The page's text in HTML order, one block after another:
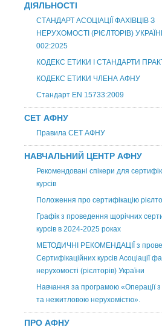
ДІЯЛЬНОСТІ
СТАНДАРТ АСОЦІАЦІЇ ФАХІВЦІВ З
НЕРУХОМОСТІ (РІЄЛТОРІВ)
002:2025
КОДЕКС ЕТИКИ І СТАНДАРТИ
КОДЕКС ЕТИКИ ЧЛЕНА АФНУ
Стандарт EN 15733:2009
СЕТ АФНУ
Правила СЕТ АФНУ
НАВЧАЛЬНИЙ ЦЕНТР АФНУ
Рекомендовані спікери для
курсів
Положення про сертифікацію
Графік з проведення щорічних
курсів в 2024-2025 роках
МЕТОДИЧНІ РЕКОМЕНДАЦІЇ з
Сертифікаційних курсів Асоціації
нерухомості (рієлторів) України
Навчання за програмою «Операції
та нежитловою нерухомістю».
ПРО АФНУ